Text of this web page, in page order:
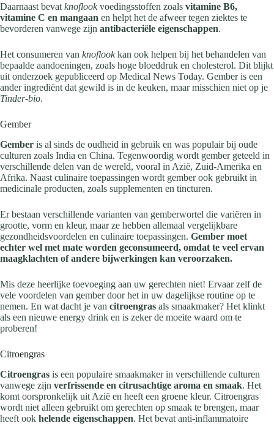
Daarnaast bevat knoflookvoedingsstoffen zoals vitamine B6,
vitamine C en mangaan en helpt het de afweer tegen ziektes te
bevorderen vanwege zijn antibacteriële eigenschappen.
Het consumeren van knoflookkan ook helpen bij het behandelen van
bepaalde aandoeningen, zoals hoge bloeddruk en cholesterol. Dit blijkt
uit onderzoek gepubliceerd op Medical News Today. Gember is een
ander ingrediënt dat gewild is in de keuken, maar misschien niet op je
Tinder-bio.
Gember
Gember is al sinds de oudheid in gebruik en was populair bij oude
culturen zoals India en China. Tegenwoordig wordt gember geteeld in
verschillende delen van de wereld, vooral in Azië, Zuid-Amerika en
Afrika. Naast culinaire toepassingen wordt gember ook gebruikt in
medicinale producten, zoals supplementen en tincturen.
Er bestaan verschillende varianten van gemberwortel die variëren in
grootte, vorm en kleur, maar ze hebben allemaal vergelijkbare
gezondheidsvoordelen en culinaire toepassingen. Gember moet
echter wel met mate worden geconsumeerd, omdat te veel ervan
maagklachten of andere bijwerkingen kan veroorzaken.
Mis deze heerlijke toevoeging aan uw gerechten niet! Ervaar zelf de
vele voordelen van gember door het in uw dagelijkse routine op te
nemen. En wat dacht je van citroengras als smaakmaker? Het klinkt
als een nieuwe energy drink en is zeker de moeite waard om te
proberen!
Citroengras
Citroengras is een populaire smaakmaker in verschillende culturen
vanwege zijn verfrissende en citrusachtige aroma en smaak. Het
komt oorspronkelijk uit Azië en heeft een groene kleur. Citroengras
wordt niet alleen gebruikt om gerechten op smaak te brengen, maar
heeft ook helende eigenschappen. Het bevat anti-inflammatoire